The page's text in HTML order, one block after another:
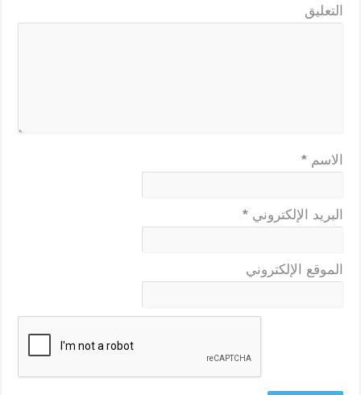
التعليق
الاسم*
البريد الإلكتروني*
الموقع الإلكتروني